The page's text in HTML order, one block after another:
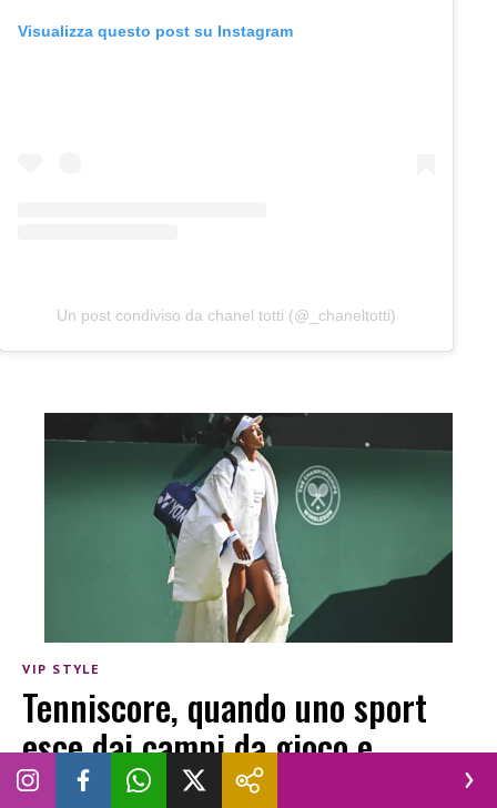
Visualizza questo post su Instagram
Un post condiviso da chanel totti (@_chaneltotti)
VIP STYLE
Tenniscore, quando uno sport
esce dai campi da gioco e
influenza la moda